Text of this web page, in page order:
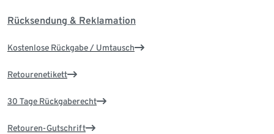
Rücksendung & Reklamation
Kostenlose Rückgabe / Umtausch
Retourenetikett
30 Tage Rückgaberecht
Retouren-Gutschrift